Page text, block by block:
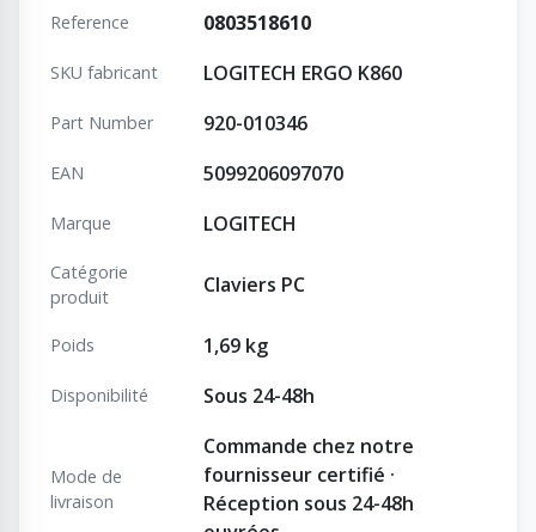
Reference 0803518610
SKU fabricant LOGITECH ERGO K860
Part Number 920-010346
EAN 5099206097070
Marque LOGITECH
Catégorie
produit
Claviers PC
Poids 1,69 kg
Disponibilité Sous 24-48h
Mode de
livraison
Commande chez notre
fournisseur certifié ·
Réception sous 24-48h